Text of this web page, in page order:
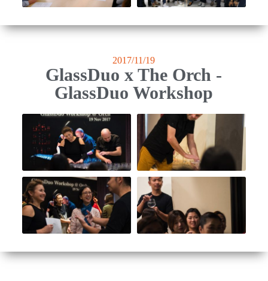
2017/11/19
GlassDuo x The Orch -
GlassDuo Workshop